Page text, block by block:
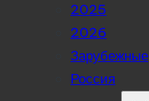
2025
2026
Зарубежные
Россия